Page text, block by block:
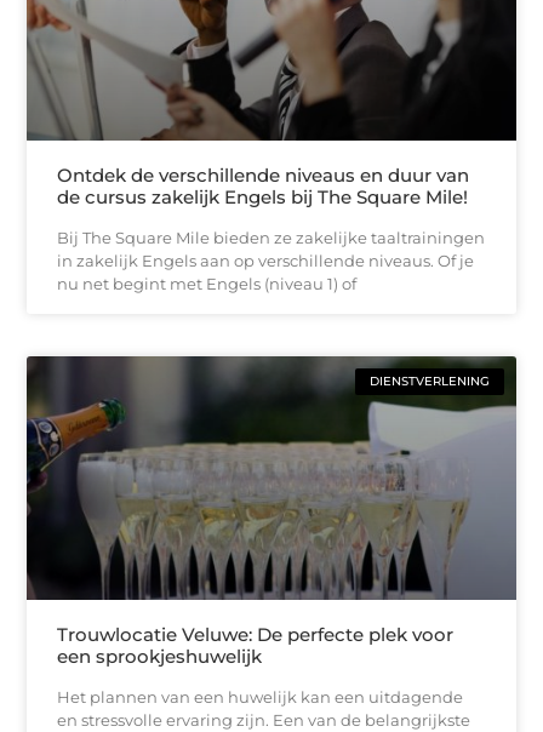
Ontdek de verschillende niveaus en duur van
de cursus zakelijk Engels bij The Square Mile!
Bij The Square Mile bieden ze zakelijke taaltrainingen
in zakelijk Engels aan op verschillende niveaus. Of je
nu net begint met Engels (niveau 1) of
DIENSTVERLENING
Trouwlocatie Veluwe: De perfecte plek voor
een sprookjeshuwelijk
Het plannen van een huwelijk kan een uitdagende
en stressvolle ervaring zijn. Een van de belangrijkste